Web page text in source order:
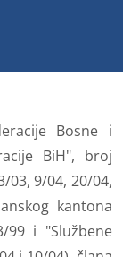
Bosne i
BiH", broj
03, 9/04, 20/04,
kantona
99 i "Službene